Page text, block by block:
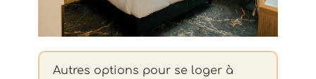
Autres options pour se loger à